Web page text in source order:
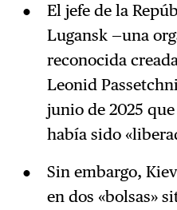
El jefe de la
Lugansk —una
reconocida
Leonid
junio de 2025
había sido
Sin embargo,
en dos «bolsas»